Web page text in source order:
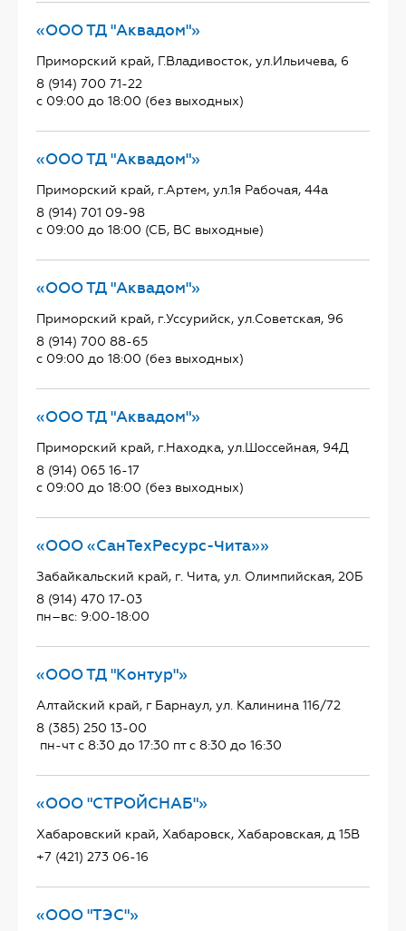
«ООО ТД "Аквадом"»
Приморский край, Г.Владивосток, ул.Ильичева, 6
8 (914) 700 71-22
с 09:00 до 18:00 (без выходных)
«ООО ТД "Аквадом"»
Приморский край, г.Артем, ул.1я Рабочая, 44а
8 (914) 701 09-98
с 09:00 до 18:00 (СБ, ВС выходные)
«ООО ТД "Аквадом"»
Приморский край, г.Уссурийск, ул.Советская, 96
8 (914) 700 88-65
с 09:00 до 18:00 (без выходных)
«ООО ТД "Аквадом"»
Приморский край, г.Находка, ул.Шоссейная, 94Д
8 (914) 065 16-17
с 09:00 до 18:00 (без выходных)
«ООО «СанТехРесурс-Чита»»
Забайкальский край, г. Чита, ул. Олимпийская, 20Б
8 (914) 470 17-03
пн–вс: 9:00-18:00
«ООО ТД "Контур"»
Алтайский край, г Барнаул, ул. Калинина 116/72
8 (385) 250 13-00
пн-чт с 8:30 до 17:30 пт с 8:30 до 16:30
«ООО "СТРОЙСНАБ"»
Хабаровский край, Хабаровск, Хабаровская, д 15В
+7 (421) 273 06-16
«ООО "ТЭС"»